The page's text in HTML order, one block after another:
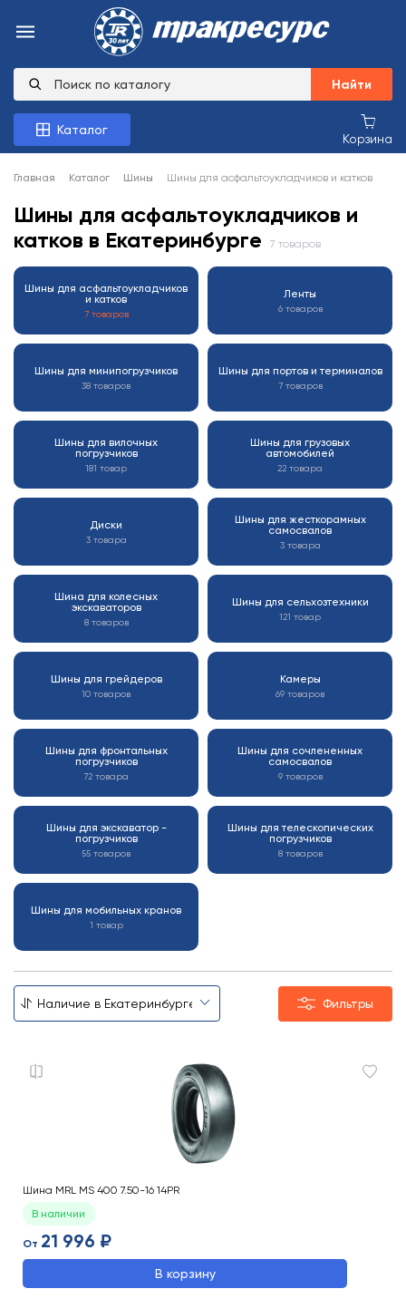
Найти
Каталог
Корзина
Главная Каталог Шины Шины для асфальтоукладчиков и катков
Шины для асфальтоукладчиков и
катков в Екатеринбурге
7 товаров
Шины для асфальтоукладчиков
и катков
7 товаров
Ленты
6 товаров
Шины для минипогрузчиков
38 товаров
Шины для портов и терминалов
7 товаров
Шины для вилочных
погрузчиков
181 товар
Шины для грузовых
автомобилей
22 товара
Диски
3 товара
Шины для жесткорамных
самосвалов
3 товара
Шина для колесных
экскаваторов
8 товаров
Шины для сельхозтехники
121 товар
Шины для грейдеров
10 товаров
Камеры
69 товаров
Шины для фронтальных
погрузчиков
72 товара
Шины для сочлененных
самосвалов
9 товаров
Шины для экскаватор -
погрузчиков
55 товаров
Шины для телескопических
погрузчиков
8 товаров
Шины для мобильных кранов
1 товар
Фильтры
Шина MRL MS 400 7.50-16 14PR
В наличии
От 21 996 ₽
В корзину